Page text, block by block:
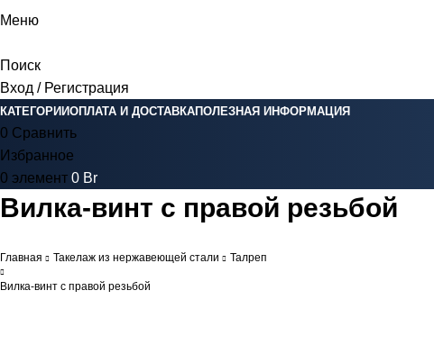
Меню
Поиск
Вход / Регистрация
КАТЕГОРИИОПЛАТА И ДОСТАВКАПОЛЕЗНАЯ ИНФОРМАЦИЯ
0 Сравнить
Избранное
0 элемент 0 Br
Вилка-винт с правой резьбой
Главная Такелаж из нержавеющей стали Талреп
Вилка-винт с правой резьбой